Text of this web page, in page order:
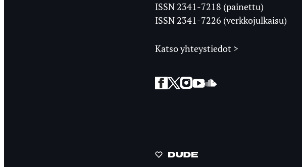
Ylioppilaslehti
ISSN 2341-7218 (painettu)
ISSN 2341-7226 (verkkojulkaisu)
Katso yhteystiedot >
Facebook
Twitter
Instagram
YouTubeSoundCloud